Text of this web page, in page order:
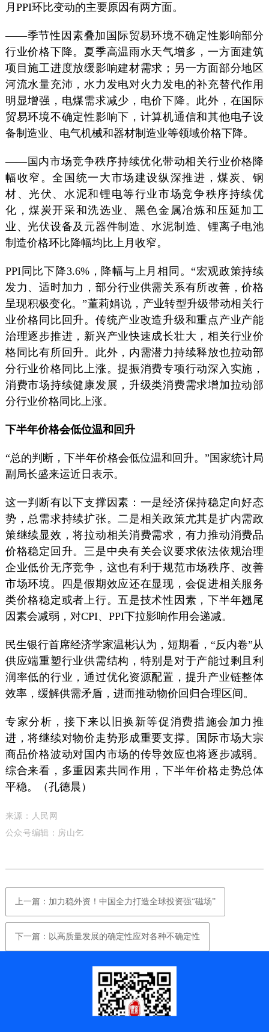
月PPI环比变动的主要原因有两方面。
——季节性因素叠加国际贸易环境不确定性影响部分
行业价格下降。夏季高温雨水天气增多，一方面建筑
项目施工进度放缓影响建材需求；另一方面部分地区
河流水量充沛，水力发电对火力发电的补充替代作用
明显增强，电煤需求减少，电价下降。此外，在国际
贸易环境不确定性影响下，计算机通信和其他电子设
备制造业、电气机械和器材制造业等领域价格下降。
——国内市场竞争秩序持续优化带动相关行业价格降
幅收窄。全国统一大市场建设纵深推进，煤炭、钢
材、光伏、水泥和锂电等行业市场竞争秩序持续优
化，煤炭开采和洗选业、黑色金属冶炼和压延加工
业、光伏设备及元器件制造、水泥制造、锂离子电池
制造价格环比降幅均比上月收窄。
PPI同比下降3.6%，降幅与上月相同。“宏观政策持续
发力、适时加力，部分行业供需关系有所改善，价格
呈现积极变化。”董莉娟说，产业转型升级带动相关行
业价格同比回升。传统产业改造升级和重点产业产能
治理逐步推进，新兴产业快速成长壮大，相关行业价
格同比有所回升。此外，内需潜力持续释放也拉动部
分行业价格同比上涨。提振消费专项行动深入实施，
消费市场持续健康发展，升级类消费需求增加拉动部
分行业价格同比上涨。
下半年价格会低位温和回升
“总的判断，下半年价格会低位温和回升。”国家统计局
副局长盛来运近日表示。
这一判断有以下支撑因素：一是经济保持稳定向好态
势，总需求持续扩张。二是相关政策尤其是扩内需政
策继续显效，将拉动相关消费需求，有力推动消费品
价格稳定回升。三是中央有关会议要求依法依规治理
企业低价无序竞争，这也有利于规范市场秩序、改善
市场环境。四是假期效应还在显现，会促进相关服务
类价格稳定或者上行。五是技术性因素，下半年翘尾
因素会减弱，对CPI、PPI下拉影响作用会递减。
民生银行首席经济学家温彬认为，短期看，“反内卷”从
供应端重塑行业供需结构，特别是对于产能过剩且利
润率低的行业，通过优化资源配置，提升产业链整体
效率，缓解供需矛盾，进而推动物价回归合理区间。
专家分析，接下来以旧换新等促消费措施会加力推
进，将继续对物价走势形成重要支撑。国际市场大宗
商品价格波动对国内市场的传导效应也将逐步减弱。
综合来看，多重因素共同作用，下半年价格走势总体
平稳。（孔德晨 ）
来源：人民网
公众号编辑：房山乞
上一篇：加力稳外资！中国全力打造全球投资强“磁场”
下一篇：以高质量发展的确定性应对各种不确定性